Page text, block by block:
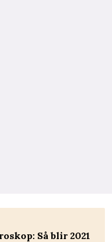
Så blir 2021